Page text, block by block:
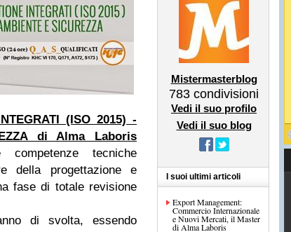
(ISO 2015) -
di Alma Laboris
tecniche
della progettazione e
fase di totale revisione
di svolta, essendo
Mistermasterblog
783 condivisioni
Vedi il suo profilo
Vedi il suo blog
I suoi ultimi articoli
Export Management:
Commercio Internazionale
e Nuovi Mercati, il Master
di Alma Laboris